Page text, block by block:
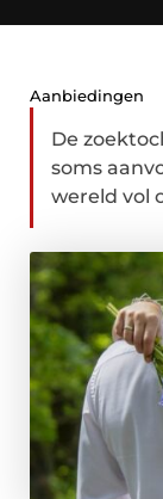
Aanbiedingen
De
soms
wereld vol